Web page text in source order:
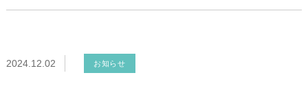
2024.12.02 お知らせ